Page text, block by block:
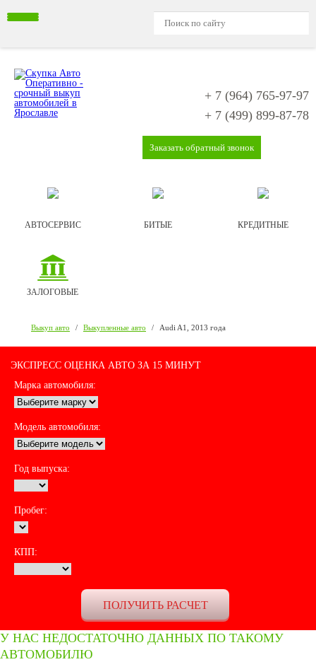
+ 7 (964) 765-97-97
+ 7 (499) 899-87-78
Заказать обратный звонок
АВТОСЕРВИС БИТЫЕ КРЕДИТНЫЕ
ЗАЛОГОВЫЕ
Выкуп авто / Выкупленные авто / Audi A1, 2013 года
ЭКСПРЕСС ОЦЕНКА АВТО ЗА 15 МИНУТ
Марка автомобиля:
Модель автомобиля:
Год выпуска:
Пробег:
КПП:
У НАС НЕДОСТАТОЧНО ДАННЫХ ПО ТАКОМУ
АВТОМОБИЛЮ